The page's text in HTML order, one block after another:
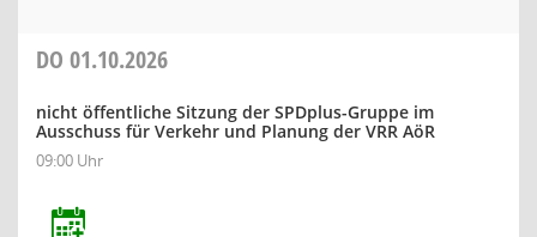
DO 01.10.2026
nicht öffentliche Sitzung der SPDplus-Gruppe im
Ausschuss für Verkehr und Planung der VRR AöR
09:00 Uhr